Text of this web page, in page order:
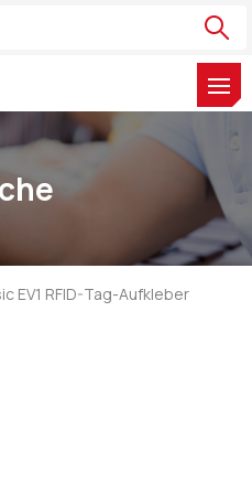
EV1 RFID-Tag-Aufkleber